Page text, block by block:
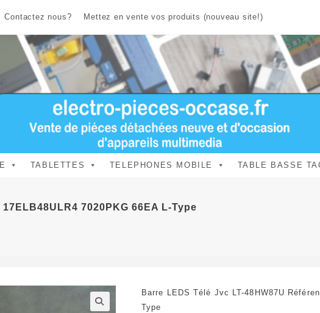
Contactez nous? Mettez en vente vos produits (nouveau site!)
TABLETTES TELEPHONES MOBILE TABLE BASSE
7020PKG 66EA L-Type
Barre LEDS Télé Jvc LT-48HW87U
Type